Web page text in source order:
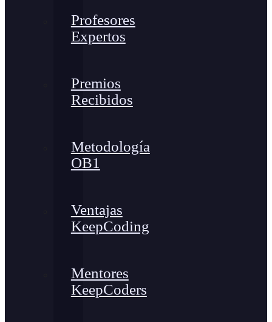
Profesores
Expertos
Premios
Recibidos
Metodología
OB1
Ventajas
KeepCoding
Mentores
KeepCoders